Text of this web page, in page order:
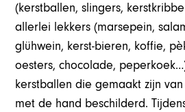
(kerstballen, slingers,
allerlei lekkers (marsepein,
glühwein, kerst-bieren, koffie,
oesters, chocolade,
kerstballen die gemaakt zijn
met de hand beschilderd.